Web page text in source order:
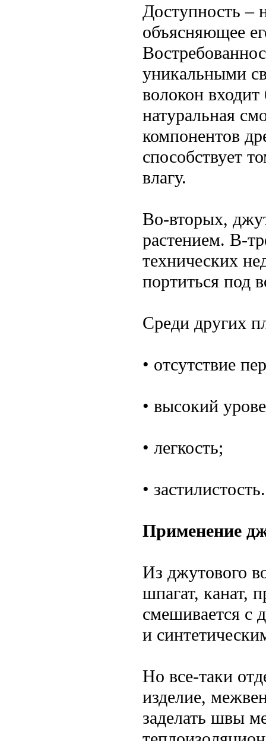
Доступность –
объясняющее
уникальными
волокон
натуральная
компонентов
способствует
влагу.
Во-вторых,
растением. В-
технических
портиться под
Среди других
• отсутствие
• высокий
• легкость;
• застилистость.
Применение
Из джутового
шпагат, канат,
смешивается с
и
Но все-таки
изделие,
заделать швы